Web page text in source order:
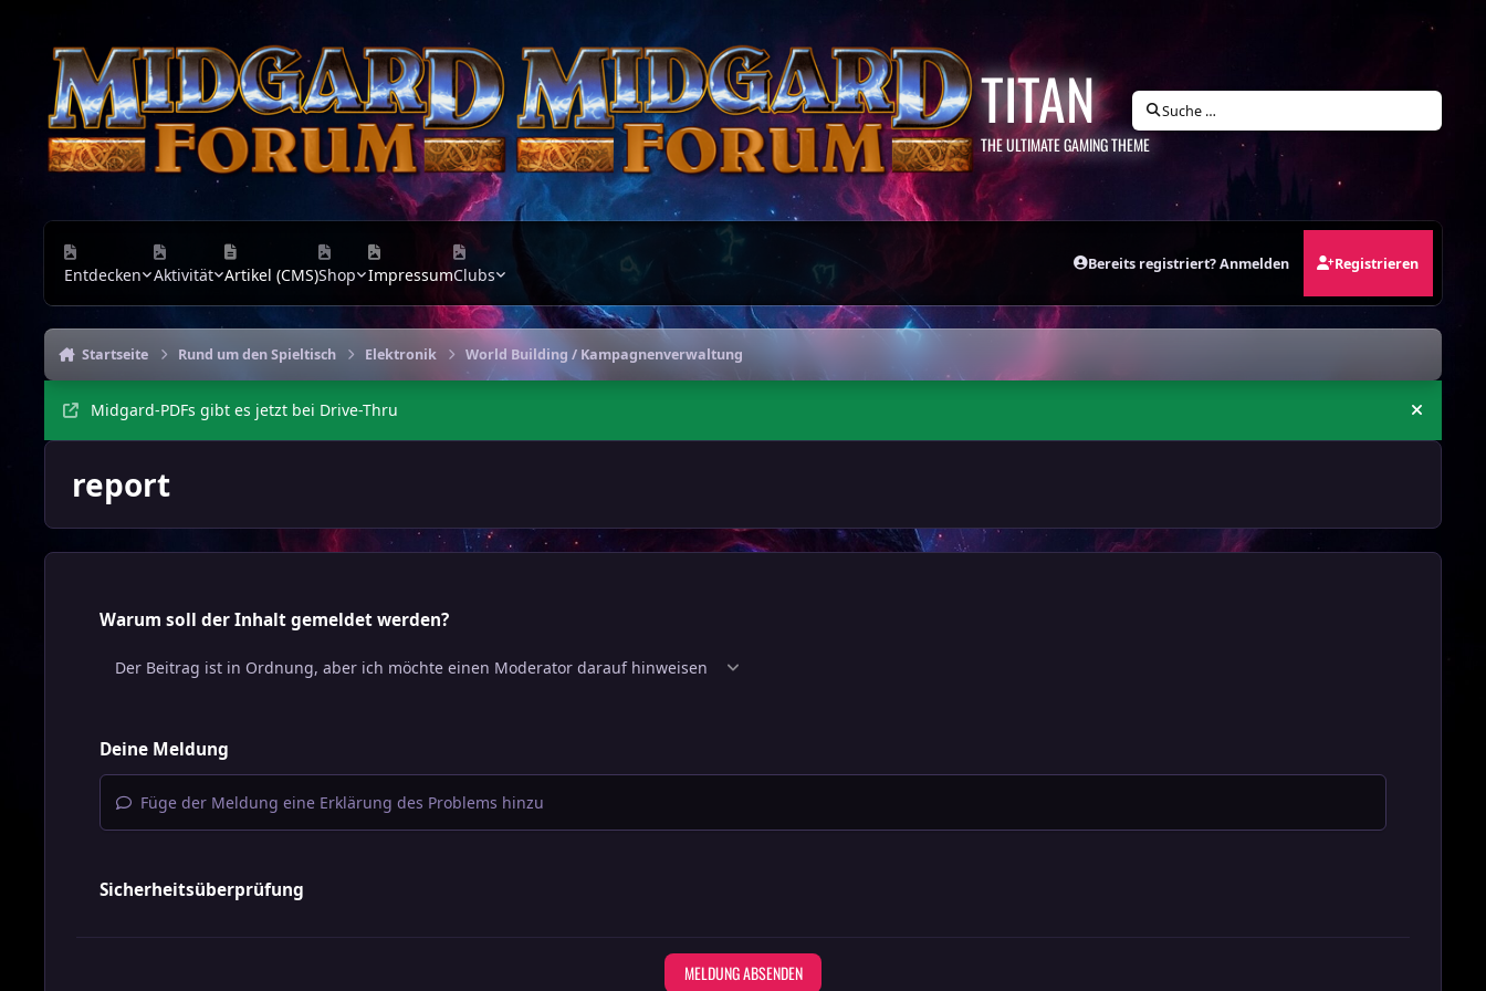
TITAN
THE ULTIMATE GAMING THEME
Suche …
Entdecken Aktivität Artikel (CMS)Shop ImpressumClubs
Bereits registriert? Anmelden Registrieren
Startseite Rund um den Spieltisch Elektronik World Building / Kampagnenverwaltung
Midgard-PDFs gibt es jetzt bei Drive-Thru
report
Warum soll der Inhalt gemeldet werden?
Deine Meldung
Füge der Meldung eine Erklärung des Problems hinzu
Sicherheitsüberprüfung
MELDUNG ABSENDEN